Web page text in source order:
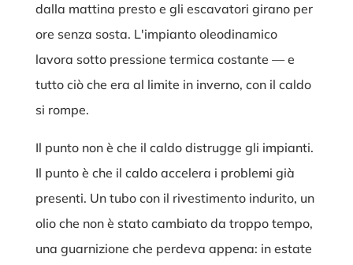
dalla mattina presto e gli escavatori girano per
ore senza sosta. L'impianto oleodinamico
lavora sotto pressione termica costante — e
tutto ciò che era al limite in inverno, con il caldo
si rompe.
Il punto non è che il caldo distrugge gli impianti.
Il punto è che il caldo accelera i problemi già
presenti. Un tubo con il rivestimento indurito, un
olio che non è stato cambiato da troppo tempo,
una guarnizione che perdeva appena: in estate